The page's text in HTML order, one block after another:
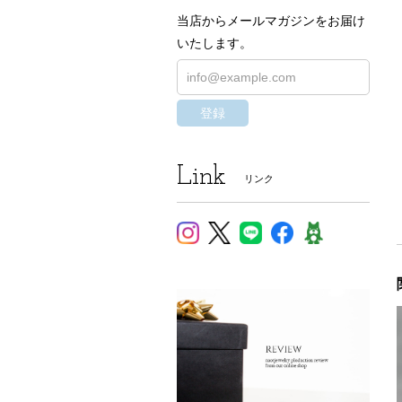
当店からメールマガジンをお届け
いたします。
登録
Link リンク